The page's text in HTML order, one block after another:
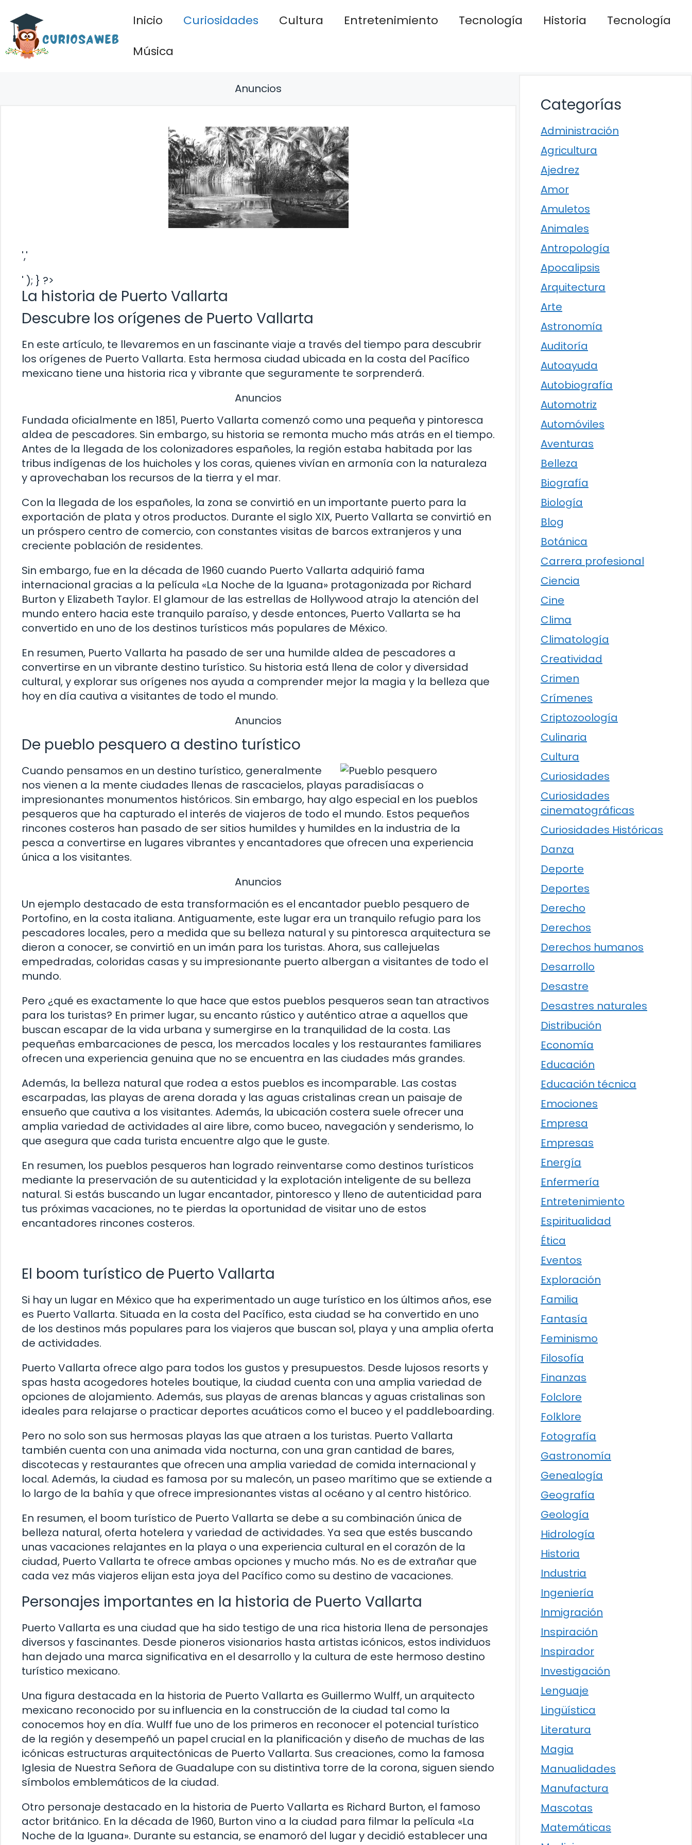
contenido
Inicio Curiosidades Cultura Entretenimiento Tecnología Historia
Tecnología
Música
Anuncios
','
' ); } ?>
La historia de Puerto Vallarta
Descubre los orígenes de Puerto Vallarta
En este artículo, te llevaremos en un fascinante viaje a través del tiempo para descubrir
los orígenes de Puerto Vallarta. Esta hermosa ciudad ubicada en la costa del Pacífico
mexicano tiene una historia rica y vibrante que seguramente te sorprenderá.
Anuncios
Fundada oficialmente en 1851, Puerto Vallarta comenzó como una pequeña y pintoresca
aldea de pescadores. Sin embargo, su historia se remonta mucho más atrás en el tiempo.
Antes de la llegada de los colonizadores españoles, la región estaba habitada por las
tribus indígenas de los huicholes y los coras, quienes vivían en armonía con la naturaleza
y aprovechaban los recursos de la tierra y el mar.
Con la llegada de los españoles, la zona se convirtió en un importante puerto para la
exportación de plata y otros productos. Durante el siglo XIX, Puerto Vallarta se convirtió en
un próspero centro de comercio, con constantes visitas de barcos extranjeros y una
creciente población de residentes.
Sin embargo, fue en la década de 1960 cuando Puerto Vallarta adquirió fama
internacional gracias a la película «La Noche de la Iguana» protagonizada por Richard
Burton y Elizabeth Taylor. El glamour de las estrellas de Hollywood atrajo la atención del
mundo entero hacia este tranquilo paraíso, y desde entonces, Puerto Vallarta se ha
convertido en uno de los destinos turísticos más populares de México.
En resumen, Puerto Vallarta ha pasado de ser una humilde aldea de pescadores a
convertirse en un vibrante destino turístico. Su historia está llena de color y diversidad
cultural, y explorar sus orígenes nos ayuda a comprender mejor la magia y la belleza que
hoy en día cautiva a visitantes de todo el mundo.
Anuncios
De pueblo pesquero a destino turístico
Cuando pensamos en un destino turístico, generalmente
nos vienen a la mente ciudades llenas de rascacielos, playas paradisíacas o
impresionantes monumentos históricos. Sin embargo, hay algo especial en los pueblos
pesqueros que ha capturado el interés de viajeros de todo el mundo. Estos pequeños
rincones costeros han pasado de ser sitios humildes y humildes en la industria de la
pesca a convertirse en lugares vibrantes y encantadores que ofrecen una experiencia
única a los visitantes.
Anuncios
Un ejemplo destacado de esta transformación es el encantador pueblo pesquero de
Portofino, en la costa italiana. Antiguamente, este lugar era un tranquilo refugio para los
pescadores locales, pero a medida que su belleza natural y su pintoresca arquitectura se
dieron a conocer, se convirtió en un imán para los turistas. Ahora, sus callejuelas
empedradas, coloridas casas y su impresionante puerto albergan a visitantes de todo el
mundo.
Pero ¿qué es exactamente lo que hace que estos pueblos pesqueros sean tan atractivos
para los turistas? En primer lugar, su encanto rústico y auténtico atrae a aquellos que
buscan escapar de la vida urbana y sumergirse en la tranquilidad de la costa. Las
pequeñas embarcaciones de pesca, los mercados locales y los restaurantes familiares
ofrecen una experiencia genuina que no se encuentra en las ciudades más grandes.
Además, la belleza natural que rodea a estos pueblos es incomparable. Las costas
escarpadas, las playas de arena dorada y las aguas cristalinas crean un paisaje de
ensueño que cautiva a los visitantes. Además, la ubicación costera suele ofrecer una
amplia variedad de actividades al aire libre, como buceo, navegación y senderismo, lo
que asegura que cada turista encuentre algo que le guste.
En resumen, los pueblos pesqueros han logrado reinventarse como destinos turísticos
mediante la preservación de su autenticidad y la explotación inteligente de su belleza
natural. Si estás buscando un lugar encantador, pintoresco y lleno de autenticidad para
tus próximas vacaciones, no te pierdas la oportunidad de visitar uno de estos
encantadores rincones costeros.
El boom turístico de Puerto Vallarta
Si hay un lugar en México que ha experimentado un auge turístico en los últimos años, ese
es Puerto Vallarta. Situada en la costa del Pacífico, esta ciudad se ha convertido en uno
de los destinos más populares para los viajeros que buscan sol, playa y una amplia oferta
de actividades.
Puerto Vallarta ofrece algo para todos los gustos y presupuestos. Desde lujosos resorts y
spas hasta acogedores hoteles boutique, la ciudad cuenta con una amplia variedad de
opciones de alojamiento. Además, sus playas de arenas blancas y aguas cristalinas son
ideales para relajarse o practicar deportes acuáticos como el buceo y el paddleboarding.
Pero no solo son sus hermosas playas las que atraen a los turistas. Puerto Vallarta
también cuenta con una animada vida nocturna, con una gran cantidad de bares,
discotecas y restaurantes que ofrecen una amplia variedad de comida internacional y
local. Además, la ciudad es famosa por su malecón, un paseo marítimo que se extiende a
lo largo de la bahía y que ofrece impresionantes vistas al océano y al centro histórico.
En resumen, el boom turístico de Puerto Vallarta se debe a su combinación única de
belleza natural, oferta hotelera y variedad de actividades. Ya sea que estés buscando
unas vacaciones relajantes en la playa o una experiencia cultural en el corazón de la
ciudad, Puerto Vallarta te ofrece ambas opciones y mucho más. No es de extrañar que
cada vez más viajeros elijan esta joya del Pacífico como su destino de vacaciones.
Personajes importantes en la historia de Puerto Vallarta
Puerto Vallarta es una ciudad que ha sido testigo de una rica historia llena de personajes
diversos y fascinantes. Desde pioneros visionarios hasta artistas icónicos, estos individuos
han dejado una marca significativa en el desarrollo y la cultura de este hermoso destino
turístico mexicano.
Una figura destacada en la historia de Puerto Vallarta es Guillermo Wulff, un arquitecto
mexicano reconocido por su influencia en la construcción de la ciudad tal como la
conocemos hoy en día. Wulff fue uno de los primeros en reconocer el potencial turístico
de la región y desempeñó un papel crucial en la planificación y diseño de muchas de las
icónicas estructuras arquitectónicas de Puerto Vallarta. Sus creaciones, como la famosa
Iglesia de Nuestra Señora de Guadalupe con su distintiva torre de la corona, siguen siendo
símbolos emblemáticos de la ciudad.
Otro personaje destacado en la historia de Puerto Vallarta es Richard Burton, el famoso
actor británico. En la década de 1960, Burton vino a la ciudad para filmar la película «La
Noche de la Iguana». Durante su estancia, se enamoró del lugar y decidió establecer una
Categorías
Administración
Agricultura
Ajedrez
Amor
Amuletos
Animales
Antropología
Apocalipsis
Arquitectura
Arte
Astronomía
Auditoría
Autoayuda
Autobiografía
Automotriz
Automóviles
Aventuras
Belleza
Biografía
Biología
Blog
Botánica
Carrera profesional
Ciencia
Cine
Clima
Climatología
Creatividad
Crimen
Crímenes
Criptozoología
Culinaria
Cultura
Curiosidades
Curiosidades
cinematográficas
Curiosidades Históricas
Danza
Deporte
Deportes
Derecho
Derechos
Derechos humanos
Desarrollo
Desastre
Desastres naturales
Distribución
Economía
Educación
Educación técnica
Emociones
Empresa
Empresas
Energía
Enfermería
Entretenimiento
Espiritualidad
Ética
Eventos
Exploración
Familia
Fantasía
Feminismo
Filosofía
Finanzas
Folclore
Folklore
Fotografía
Gastronomía
Genealogía
Geografía
Geología
Hidrología
Historia
Industria
Ingeniería
Inmigración
Inspiración
Inspirador
Investigación
Lenguaje
Lingüística
Literatura
Magia
Manualidades
Manufactura
Mascotas
Matemáticas